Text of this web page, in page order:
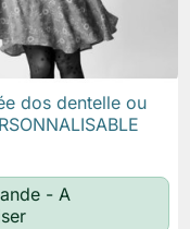
rapide
dos dentelle ou
- A